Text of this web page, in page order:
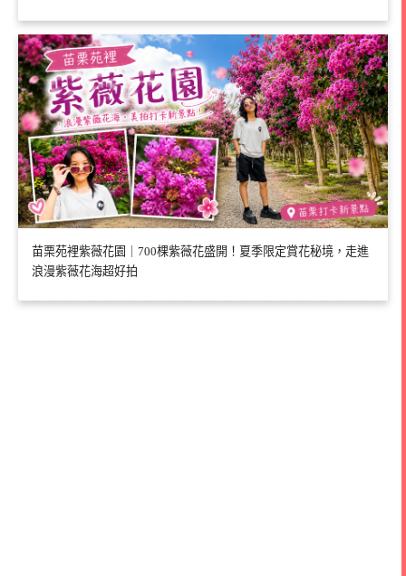
苗栗苑裡紫薇花園｜700棵紫薇花盛開！夏季限定賞花秘境，走進
浪漫紫薇花海超好拍